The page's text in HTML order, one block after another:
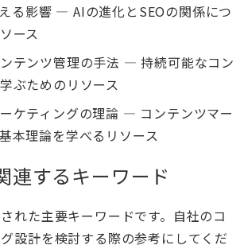
る影響 — AIの進化とSEOの関係につ
ース
テンツ管理の手法 — 持続可能なコン
ぶためのリソース
ケティングの理論 — コンテンツマー
本理論を学べるリソース
連するキーワード
れた主要キーワードです。自社のコ
設計を検討する際の参考にしてくだ